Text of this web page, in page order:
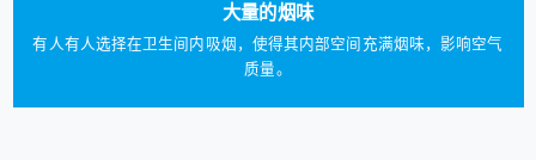
大量的烟味
有人有人选择在卫生间内吸烟，使得其内部空间充满烟味，影响空气
质量。